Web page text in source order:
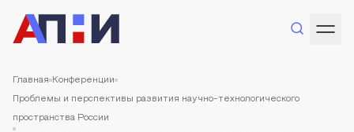
Главная Конференции
Проблемы и перспективы развития научно-технологического
пространства России